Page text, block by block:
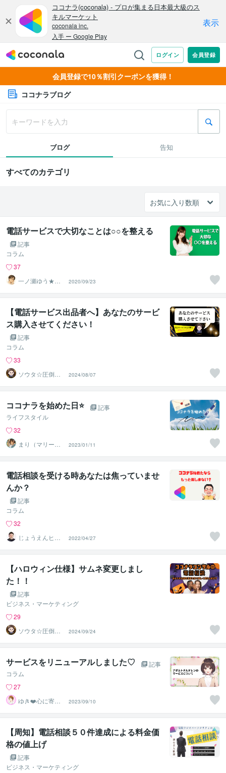
会員登録で10％割引クーポンを獲得！
ココナラブログ
ブログ 告知
すべてのカテゴリ
電話サービスで大切なことは○○を整える
記事
コラム
37
一ノ瀬ゆう★実
績１０年の安心
できる聞き手
2020/09/23
【電話サービス出品者へ】あなたのサービ
ス購入させてください！
記事
コラム
33
ソウタ☆圧倒的
実績のココナ ラ
のコンサル
2024/08/07
ココナラを始めた日⭐
記事
ライフスタイル
32
まり（マリー）⭐️
月虹庵
2023/01/11
電話相談を受ける時あなたは焦っていませ
んか？
記事
コラム
32
じょうえんヒカ
ル⭐️介護業界の救
世主
2022/04/27
【ハロウィン仕様】サムネ変更しまし
た！！
記事
ビジネス・マーケティング
29
ソウタ☆圧倒的
実績のココナ ラ
のコンサル
2024/09/24
サービスをリニューアルしました♡
記事
コラム
27
ゆき❤️心に寄り
添う癒しのナー
ス
2023/09/10
【周知】電話相談５０件達成による料金価
格の値上げ
記事
ビジネス・マーケティング